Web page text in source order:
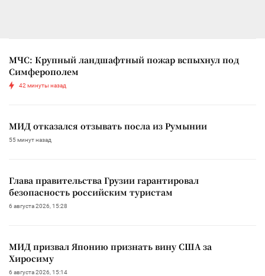
МЧС: Крупный ландшафтный пожар вспыхнул под
Симферополем
42 минуты назад
МИД отказался отзывать посла из Румынии
55 минут назад
Глава правительства Грузии гарантировал
безопасность российским туристам
6 августа 2026, 15:28
МИД призвал Японию признать вину США за
Хиросиму
6 августа 2026, 15:14